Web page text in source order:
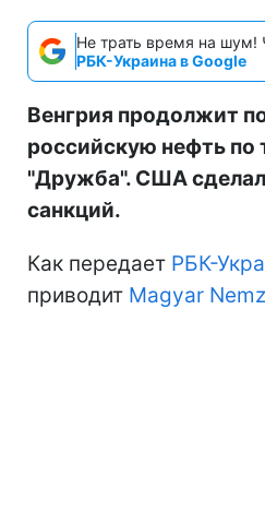
Не трать время на шум!
РБК-Украина в Google
Венгрия продолжит
российскую нефть по
"Дружба". США
санкций.
Как передает РБК-
приводит Magyar